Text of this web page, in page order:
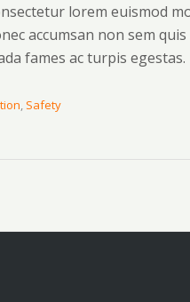
lorem euismod
accumsan non sem
fames ac turpis egestas.
, Safety